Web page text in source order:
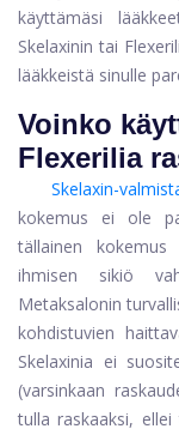
käyttämäsi
Skelaxinin tai
lääkkeistä sinulle
Voinko
Flexerilia
Skelaxin-
kokemus ei ole
tällainen
ihmisen sikiö
Metaksalonin
kohdistuvien
Skelaxinia ei
(varsinkaan
tulla raskaaksi,